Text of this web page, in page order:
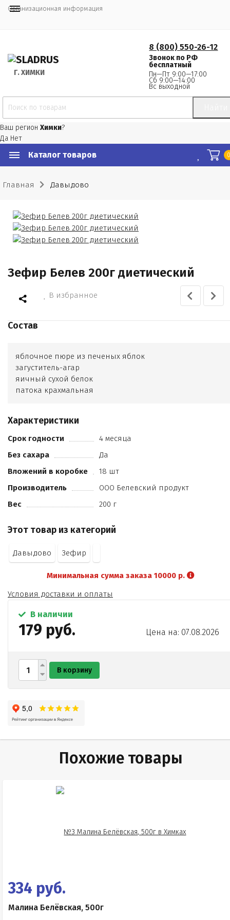
Организационная информация
Г. ХИМКИ
8 (800) 550-26-12
Звонок по РФ
бесплатный
Пн—Пт 9:00—17:00
Сб 9:00—14:00
Вс выходной
Ваш регион Химки?
Да Нет
Каталог товаров
Главная Давыдово
Зефир Белев 200г диетический
В избранное
Состав
яблочное пюре из печеных яблок
загуститель-агар
яичный сухой белок
патока крахмальная
Характеристики
Срок годности
4 месяца
Без сахара
Да
Вложений в коробке
18 шт
Производитель
ООО Белевский продукт
Вес
200 г
Этот товар из категорий
Давыдово Зефир
Минимальная сумма заказа 10000 р.
Условия доставки и оплаты
В наличии
179 руб. Цена на: 07.08.2026
В корзину
Похожие товары
334 руб.
Малина Белёвская, 500г